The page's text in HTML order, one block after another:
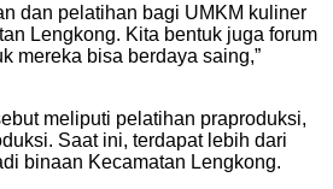
dan pelatihan bagi UMKM kuliner
Lengkong. Kita bentuk juga forum
mereka bisa berdaya saing,”
meliputi pelatihan praproduksi,
Saat ini, terdapat lebih dari
binaan Kecamatan Lengkong.